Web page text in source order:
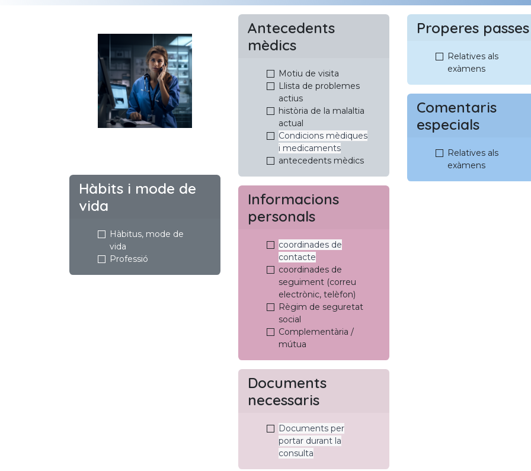
Hàbits i mode de
vida
Hàbitus, mode de
vida
Professió
Antecedents
mèdics
Motiu de visita
Llista de problemes
actius
història de la malaltia
actual
Condicions mèdiques
i medicaments
antecedents mèdics
Informacions
personals
coordinades de
contacte
coordinades de
seguiment (correu
electrònic, telèfon)
Règim de seguretat
social
Complementària /
mútua
Documents
necessaris
Documents per
portar durant la
consulta
Properes passes
Relatives als
exàmens
Comentaris
especials
Relatives als
exàmens